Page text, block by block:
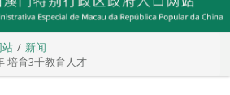
站
新闻
培育3千教育人才